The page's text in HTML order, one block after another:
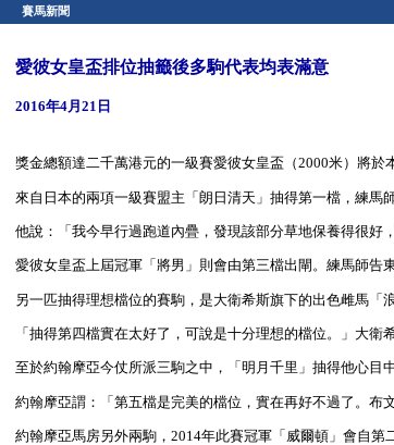
賽馬新聞
愛彼女皇盃排位抽籤後多駒代表均表滿意
2016年4月21日
獎金總額達二千萬港元的一級賽愛彼女皇盃（2000米）將
來自日本的兩項一級賽盟主「朗日清天」抽得第一檔，練馬
他說：「我今早行過跑道內疊，發現該部分草地保養得很好
愛彼女皇盃上屆冠軍「將男」則會由第三檔出閘。練馬師告
另一匹抽得理想檔位的賽駒，是大衛希斯旗下的出色雌馬「
「抽得第四檔實在太好了，可說是十分理想的檔位。」大
至於約翰摩亞今仗所派三駒之中，「明月千里」抽得他心目
約翰摩亞謂：「第五檔是完美的檔位，實在再好不過了。布
約翰摩亞馬房另外兩駒，2014年此賽冠軍「威爾頓」會自第